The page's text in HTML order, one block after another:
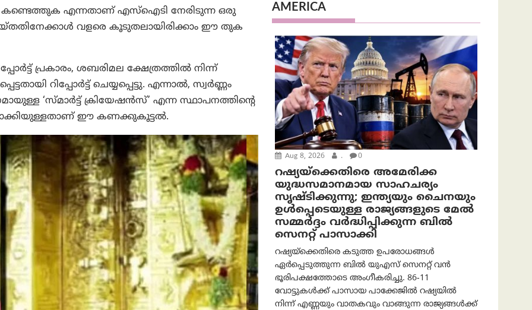
കണ്ടെത്തുക എന്നതാണ് എസ്‌ഐടി നേരിടുന്ന ഒരു
വളരെ കൂടുതലായിരിക്കാം ഈ തുക
പ്രകാരം, ശബരിമല ക്ഷേത്രത്തിൽ നിന്ന്
റിപ്പോർട്ട് ചെയ്യപ്പെട്ടു. എന്നാല്‍, സ്വർണ്ണം
‘സ്മാർട്ട് ക്രിയേഷൻസ്’ എന്ന സ്ഥാപനത്തിന്റെ
ഈ കണക്കുകൂട്ടൽ.
AMERICA
Aug 8, 2026 . 0
റഷ്യയ്‌ക്കെതിരെ അമേരിക്ക
യുദ്ധസമാനമായ സാഹചര്യം
സൃഷ്ടിക്കുന്നു; ഇന്ത്യയും ചൈനയും
ഉൾപ്പെടെയുള്ള രാജ്യങ്ങളുടെ മേൽ
സമ്മർദ്ദം വർദ്ധിപ്പിക്കുന്ന ബിൽ
സെനറ്റ് പാസാക്കി
റഷ്യയ്‌ക്കെതിരെ കടുത്ത ഉപരോധങ്ങൾ
ഏർപ്പെടുത്തുന്ന ബിൽ യുഎസ് സെനറ്റ് വൻ
ഭൂരിപക്ഷത്തോടെ അംഗീകരിച്ചു. 86-11
വോട്ടുകൾക്ക് പാസായ പാക്കേജിൽ റഷ്യയിൽ
നിന്ന് എണ്ണയും വാതകവും വാങ്ങുന്ന രാജ്യങ്ങൾക്ക്